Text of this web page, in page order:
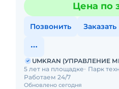
Цена по
Позвонить Заказать
Обновлено сегодня
UMKRAN (УПРАВЛЕНИЕ
5 лет на площадке
Парк
Работаем 24/7